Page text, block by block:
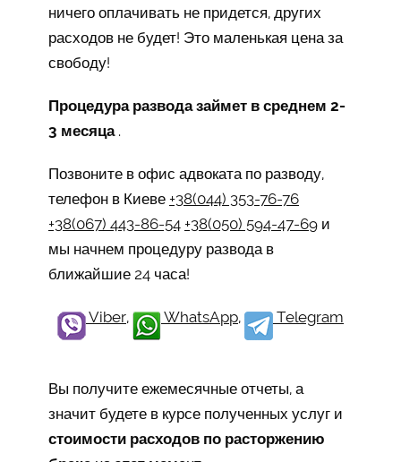
ничего оплачивать не придется, других
расходов не будет! Это маленькая цена за
свободу!
Процедура развода займет в среднем 2-
3 месяца .
Позвоните в офис адвоката по разводу,
телефон в Киеве +38(044) 353-76-76
+38(067) 443-86-54 +38(050) 594-47-69 и
мы начнем процедуру развода в
ближайшие 24 часа!
Viber, WhatsApp, Telegram
Вы получите ежемесячные отчеты, а
значит будете в курсе полученных услуг и
стоимости расходов по расторжению